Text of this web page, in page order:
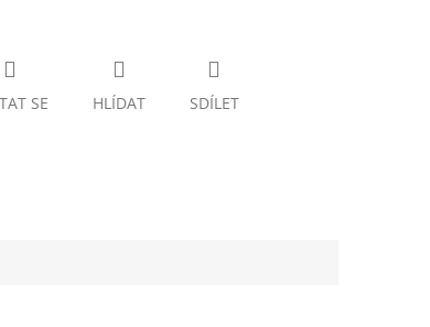
SE HLÍDAT SDÍLET